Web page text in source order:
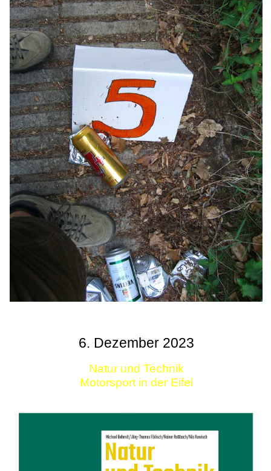
6. Dezember 2023
Natur und Technik
Motorsport in der Eifel